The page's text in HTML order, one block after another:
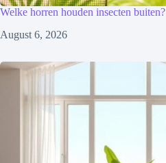
Welke horren houden insecten buiten?
August 6, 2026